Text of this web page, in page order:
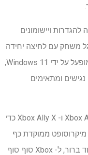
ויישומונים
משחק עם לחיצה יחידה
של כפתור ה- Xbox, ומכיוון שהוא עדיין מופעל על ידי Windows 11,
ומתאימים
כמובן, נצטרך לקבל זמן מעשי עם ה- Xbox Ally ו- Xbox Ally X כדי
מיקרוסופט ממוקדת כף
יד, יתרונות מערכות ניידות. אבל דבר אחד ברור, ל- Xbox סוף סוף